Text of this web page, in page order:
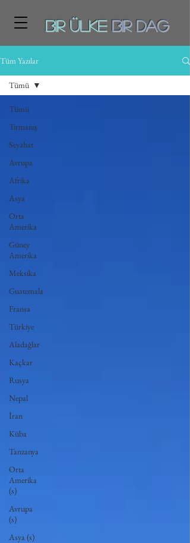
Bir ÜLKEBiR DAg
Tüm Yazılar
Tümü
Tırmanış
Seyahat
Avrupa
Afrika
Asya
Orta
Amerika
Güney
Amerika
Meksika
Guatemala
Fransa
Türkiye
Aladağlar
Kaçkar
Rusya
Nepal
İran
Küba
Tanzanya
Orta
Amerika
(s)
Avrupa
(s)
Asya (s)
Tümü